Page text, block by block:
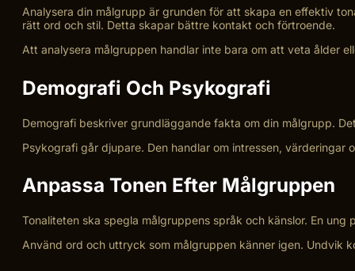
Analysera din målgrupp är grunden för att skapa en effektiv
rätt ord och stil. Detta skapar bättre kontakt och förtroende.
Att analysera målgruppen handlar inte bara om att veta ålder
Demografi Och Psykografi
Demografi beskriver grundläggande fakta om din målgrupp.
Psykografi går djupare. Den handlar om intressen,
Anpassa Tonen Efter Målgruppen
Tonaliteten ska spegla målgruppens språk och känslor. En
Använd ord och uttryck som målgruppen känner igen. Undvik